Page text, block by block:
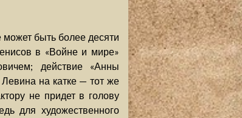
быть более десяти
в «Войне и мире»
действие «Анны
на катке — тот же
не придет в голову
для художественного